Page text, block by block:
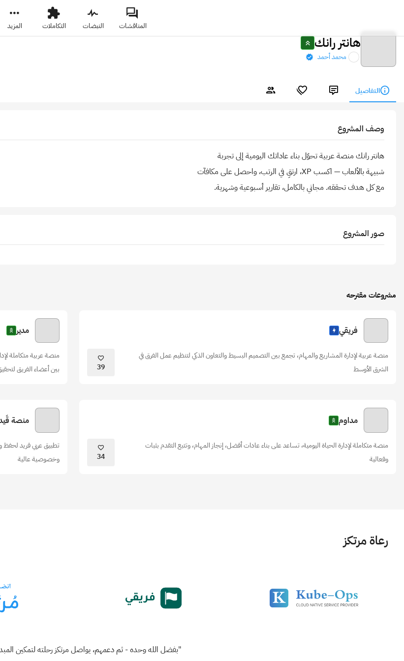
المناقشات النبضات التكاملات المزيد
هانتر رانك
محمد أحمد
التفاصيل
وصف المشروع
مع كل هدف تحققه. مجاني بالكامل، تقارير أسبوعية وشهرية.
صور المشروع
مشروعات مقترحه
فريقي
منصة عربية لإدارة المشاريع والمهام، تجمع بين التصميم البسيط والتعاون الذكي لتنظيم عمل الفرق في
الشرق الأوسط
39
مدير
منصة عربية متكاملة
بين أعضاء الفريق
مداوم
منصة متكاملة لإدارة الحياة اليومية، تساعد على بناء عادات أفضل، إنجاز المهام، وتتبع التقدم بثبات
وفعالية
34
منصة
تطبيق عربي فريد لحفظ
وخصوصية عالية
رعاة مرتكز
"بفضل الله وحده - ثم دعمهم، يواصل مرتكز رحلته لتمكين